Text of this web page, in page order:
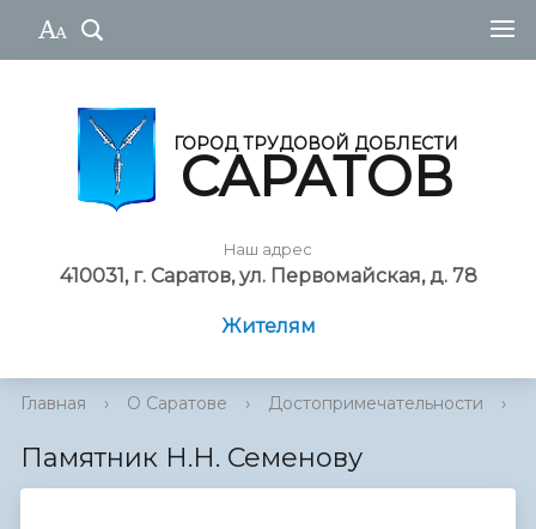
ГОРОД ТРУДОВОЙ ДОБЛЕСТИ
САРАТОВ
Наш адрес
410031, г. Саратов, ул. Первомайская, д. 78
Жителям
Главная › О Саратове › Достопримечательности ›
Памятник Н.Н. Семенову